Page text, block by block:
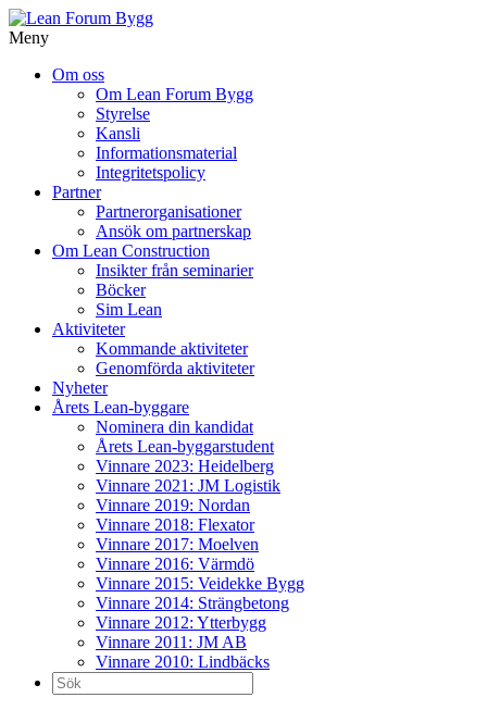
Meny
Om oss
Om Lean Forum Bygg
Styrelse
Kansli
Informationsmaterial
Integritetspolicy
Partner
Partnerorganisationer
Ansök om partnerskap
Om Lean Construction
Insikter från seminarier
Böcker
Sim Lean
Aktiviteter
Kommande aktiviteter
Genomförda aktiviteter
Nyheter
Årets Lean-byggare
Nominera din kandidat
Årets Lean-byggarstudent
Vinnare 2023: Heidelberg
Vinnare 2021: JM Logistik
Vinnare 2019: Nordan
Vinnare 2018: Flexator
Vinnare 2017: Moelven
Vinnare 2016: Värmdö
Vinnare 2015: Veidekke Bygg
Vinnare 2014: Strängbetong
Vinnare 2012: Ytterbygg
Vinnare 2011: JM AB
Vinnare 2010: Lindbäcks
Sök
efter: